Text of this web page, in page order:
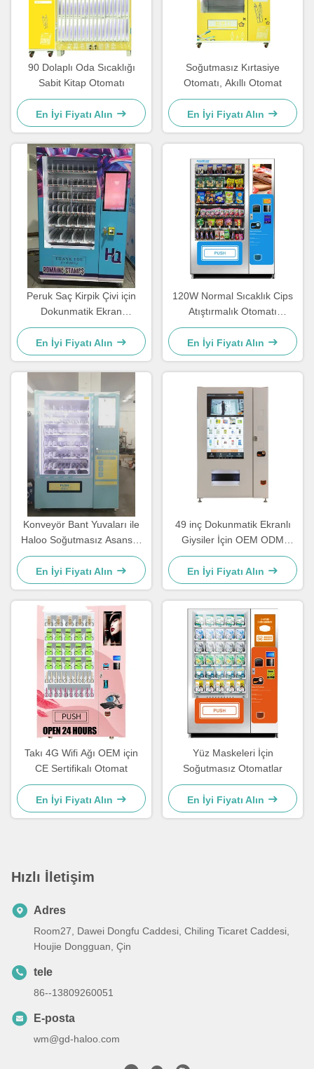
90 Dolaplı Oda Sıcaklığı
Sabit Kitap Otomatı
En İyi Fiyatı Alın
Soğutmasız Kırtasiye
Otomatı, Akıllı Otomat
En İyi Fiyatı Alın
Peruk Saç Kirpik Çivi için
Dokunmatik Ekran
Soğutmasız Otomatlar
En İyi Fiyatı Alın
120W Normal Sıcaklık Cips
Atıştırmalık Otomatı
1350mm Genişlik 1920mm
Yükseklik OEM
En İyi Fiyatı Alın
Konveyör Bant Yuvaları ile
Haloo Soğutmasız Asansör
Otomatları
En İyi Fiyatı Alın
49 inç Dokunmatik Ekranlı
Giysiler İçin OEM ODM
Aksesuarları Otomatı
En İyi Fiyatı Alın
Takı 4G Wifi Ağı OEM için
CE Sertifikalı Otomat
En İyi Fiyatı Alın
Yüz Maskeleri İçin
Soğutmasız Otomatlar
En İyi Fiyatı Alın
Hızlı İletişim
Adres
Room27, Dawei Dongfu Caddesi, Chiling Ticaret Caddesi,
Houjie Dongguan, Çin
tele
86--13809260051
E-posta
wm@gd-haloo.com